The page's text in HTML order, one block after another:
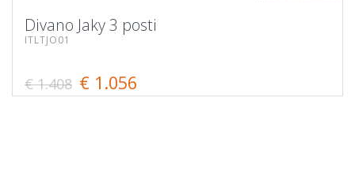
Divano Jaky 3 posti
ITLTJO01
€ 1.408 € 1.056